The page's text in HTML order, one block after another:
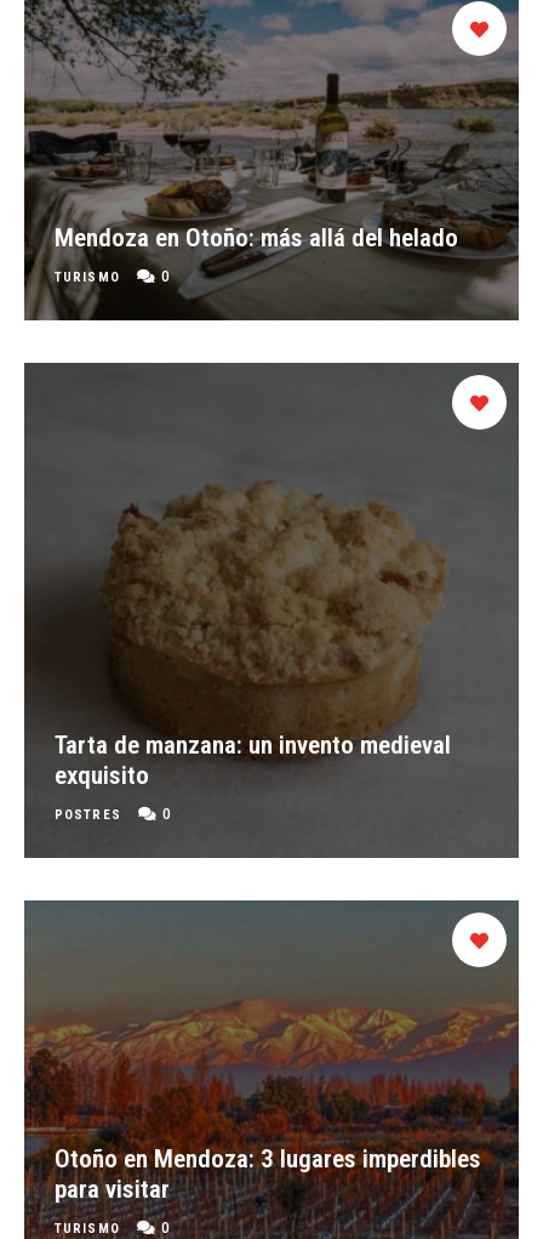
Mendoza en Otoño: más allá del helado
TURISMO 0
Tarta de manzana: un invento medieval
exquisito
POSTRES 0
Otoño en Mendoza: 3 lugares imperdibles
para visitar
TURISMO 0